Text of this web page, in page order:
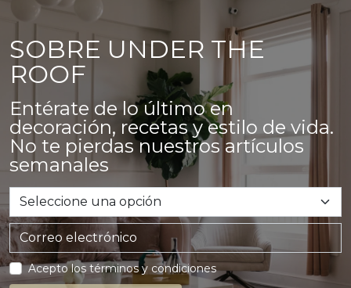
SOBRE UNDER THE
ROOF
Entérate de lo último en
decoración, recetas y estilo de vida.
No te pierdas nuestros artículos
semanales
Acepto los términos y condiciones